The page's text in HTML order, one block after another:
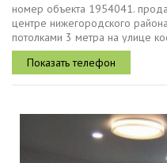
номер объекта 1954041.
центре нижегородского
потолками 3 метра на улице
деловая, культурная и
расположена...